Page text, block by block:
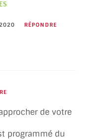
RÉPONDRE
de votre
programmé du